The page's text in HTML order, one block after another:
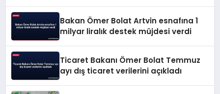
Bakan Ömer Bolat Artvin esnafına 1
milyar liralık destek müjdesi verdi
Ticaret Bakanı Ömer Bolat Temmuz
ayı dış ticaret verilerini açıkladı